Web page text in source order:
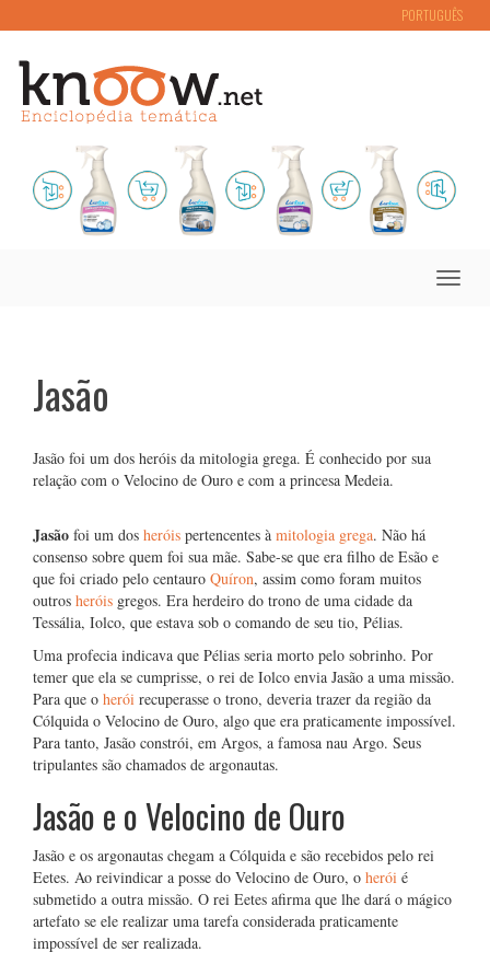
PORTUGUÊS
Toggle
Jasão
Jasão foi um dos heróis da mitologia grega. É conhecido por sua
relação com o Velocino de Ouro e com a princesa Medeia.
Jasão foi um dos heróis pertencentes à mitologia grega. Não há
consenso sobre quem foi sua mãe. Sabe-se que era filho de Esão e
que foi criado pelo centauro Quíron, assim como foram muitos
outros heróis gregos. Era herdeiro do trono de uma cidade da
Tessália, Iolco, que estava sob o comando de seu tio, Pélias.
Uma profecia indicava que Pélias seria morto pelo sobrinho. Por
temer que ela se cumprisse, o rei de Iolco envia Jasão a uma missão.
Para que o herói recuperasse o trono, deveria trazer da região da
Cólquida o Velocino de Ouro, algo que era praticamente impossível.
Para tanto, Jasão constrói, em Argos, a famosa nau Argo. Seus
tripulantes são chamados de argonautas.
Jasão e o Velocino de Ouro
Jasão e os argonautas chegam a Cólquida e são recebidos pelo rei
Eetes. Ao reivindicar a posse do Velocino de Ouro, o herói é
submetido a outra missão. O rei Eetes afirma que lhe dará o mágico
artefato se ele realizar uma tarefa considerada praticamente
impossível de ser realizada.